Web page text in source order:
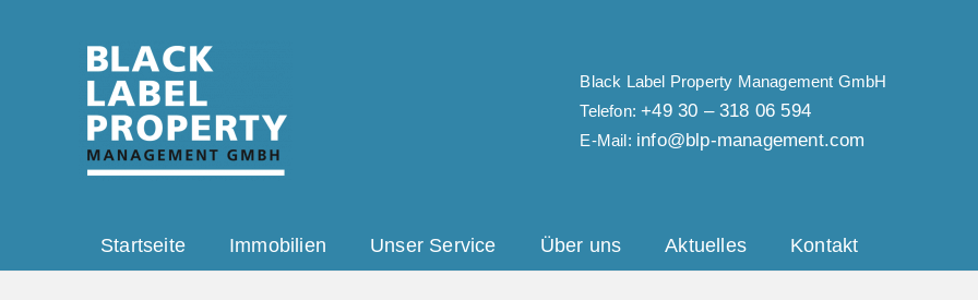
Black Label Property Management GmbH
Telefon:+49 30 – 318 06 594
E-Mail: info@blp-management.com
Startseite Immobilien Unser Service Über uns Aktuelles Kontakt